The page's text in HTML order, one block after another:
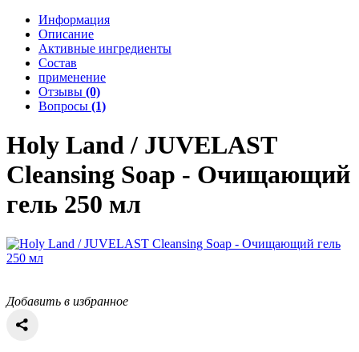
Информация
Описание
Активные ингредиенты
Состав
применение
Отзывы (0)
Вопросы (1)
Holy Land / JUVELAST
Cleansing Soap - Очищающий
гель 250 мл
Добавить в избранное